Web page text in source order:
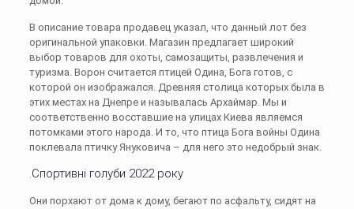
В описание товара продавец указал, что данный лот без
оригинальной упаковки. Магазин предлагает широкий
выбор товаров для охоты, самозащиты, развлечения и
туризма. Ворон считается птицей Одина, Бога готов, с
которой он изображался. Древняя столица которых была в
этих местах на Днепре и называлась Архаймар. Мы и
соответственно восставшие на улицах Киева являемся
потомками этого народа. И то, что птица Бога войны Одина
поклевала птичку Януковича – для него это недобрый знак.
.Спортивні голуби 2022 року
Они порхают от дома к дому, бегают по асфальту, сидят на